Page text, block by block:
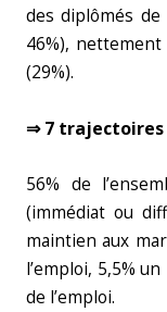
des diplômés de
46%),
(29%).
⇒ 7
56% de
(immédiat ou
maintien aux
l’emploi, 5,5%
de l’emploi.